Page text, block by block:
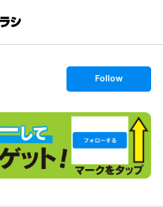
s
t
o
l
o
w
Follow